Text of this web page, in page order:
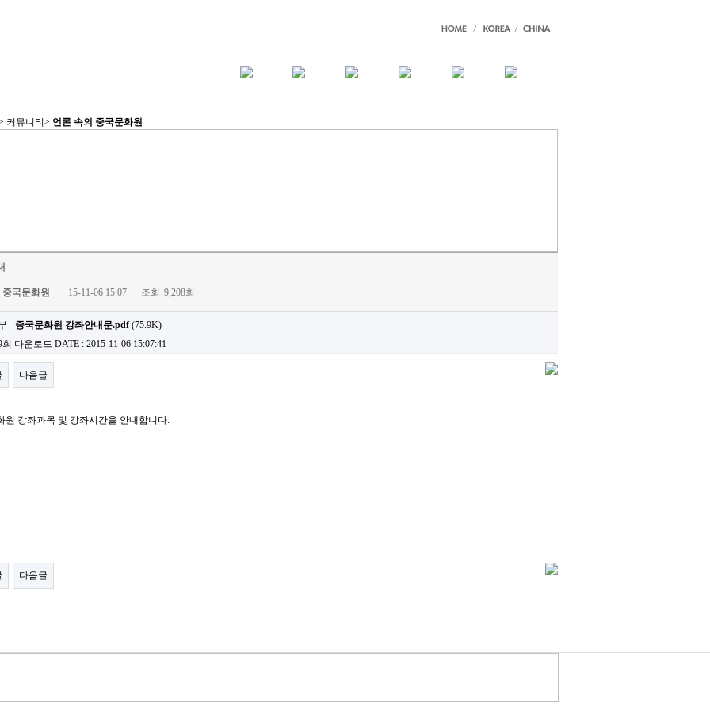
커뮤니티> 언론 속의 중국문화원
중국문화원 15-11-06 15:07 조회 9,208회
중국문화원 강좌안내문.pdf(75.9K)
회 다운로드 DATE : 2015-11-06 15:07:41
다음글
원 강좌과목 및 강좌시간을 안내합니다.
다음글